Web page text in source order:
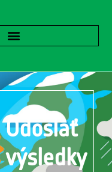
Odoslať
výsledky